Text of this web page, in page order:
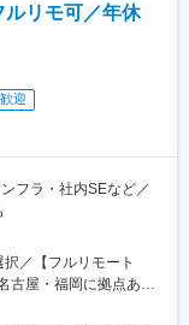
リモ可／年休
迎
フラ・社内SEなど／
／【フルリモート
屋・福岡に拠点あり
京都渋谷区恵比寿南1-